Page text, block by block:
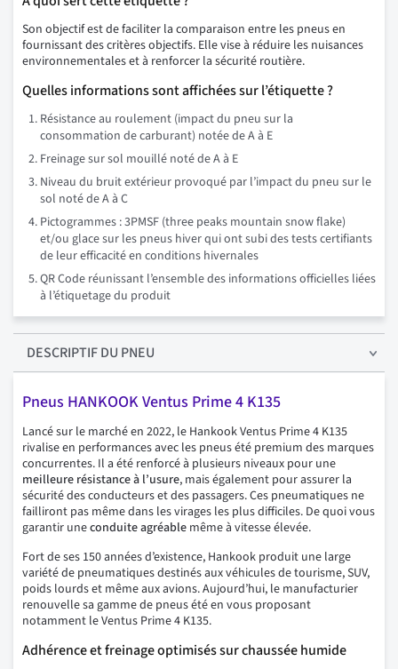
Son objectif est de faciliter la comparaison entre les pneus en
fournissant des critères objectifs. Elle vise à réduire les nuisances
environnementales et à renforcer la sécurité routière.
Quelles informations sont affichées sur l’étiquette ?
Résistance au roulement (impact du pneu sur la
consommation de carburant) notée de A à E
Freinage sur sol mouillé noté de A à E
Niveau du bruit extérieur provoqué par l’impact du pneu sur le
sol noté de A à C
Pictogrammes : 3PMSF (three peaks mountain snow flake)
et/ou glace sur les pneus hiver qui ont subi des tests certifiants
de leur efficacité en conditions hivernales
QR Code réunissant l’ensemble des informations officielles liées
à l’étiquetage du produit
DESCRIPTIFDU PNEU
Pneus HANKOOK Ventus Prime 4 K135
Lancé sur le marché en 2022, le Hankook Ventus Prime 4 K135
rivalise en performances avec les pneus été premium des marques
concurrentes. Il a été renforcé à plusieurs niveaux pour une
meilleure résistance à l’usure, mais également pour assurer la
sécurité des conducteurs et des passagers. Ces pneumatiques ne
failliront pas même dans les virages les plus difficiles. De quoi vous
garantir uneconduite agréable même à vitesse élevée.
Fort de ses 150 années d’existence, Hankook produit une large
variété de pneumatiques destinés aux véhicules de tourisme, SUV,
poids lourds et même aux avions. Aujourd’hui, le manufacturier
renouvelle sa gamme de pneus été en vous proposant
notamment le Ventus Prime 4 K135.
Adhérence et freinage optimisés sur chaussée humide